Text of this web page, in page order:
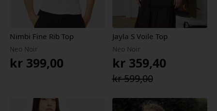
Nimbi Fine Rib Top
Neo Noir
kr 399,00
Jayla S Voile Top
Neo Noir
kr599,00
Opprinnelig
kr359,40
Nåværende